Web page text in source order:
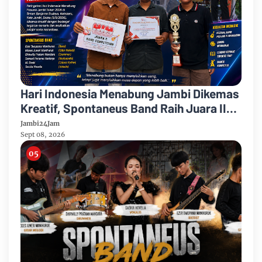
Hari Indonesia Menabung Jambi Dikemas
Kreatif, Spontaneus Band Raih Juara II
Festival Band Pelajar dan Mahasiswa
Jambi24Jam
Sept 08, 2026